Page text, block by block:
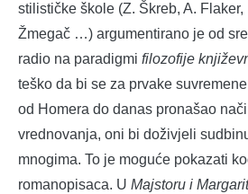
stilističke škole (Z. Škreb, A. Flaker,
Žmegač …) argumentirano je od
radio na paradigmi filozofije
teško da bi se za prvake
od Homera do danas pronašao
vrednovanja, oni bi doživjeli
mnogima. To je moguće pokazati
romanopisaca. U Majstoru i